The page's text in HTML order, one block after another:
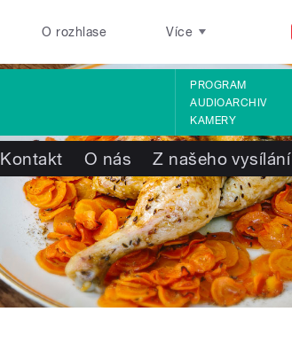
O rozhlase Více
PROGRAM
AUDIOARCHIV
KAMERY
Kontakt O nás Z našeho vysílání